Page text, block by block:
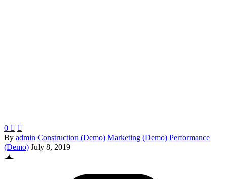
0  
By admin Construction (Demo) Marketing (Demo) Performance
(Demo) July 8, 2019